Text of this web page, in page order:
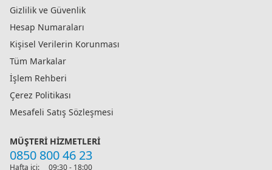
Gizlilik ve Güvenlik
Hesap Numaraları
Kişisel Verilerin Korunması
Tüm Markalar
İşlem Rehberi
Çerez Politikası
Mesafeli Satış Sözleşmesi
MÜŞTERI HIZMETLERI
0850 800 46 23
Hafta içi: 09:30 - 18:00